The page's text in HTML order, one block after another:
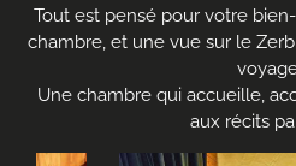
Tout est pensé pour votre
chambre, et une vue sur le
Une chambre qui accueille,
aux récits